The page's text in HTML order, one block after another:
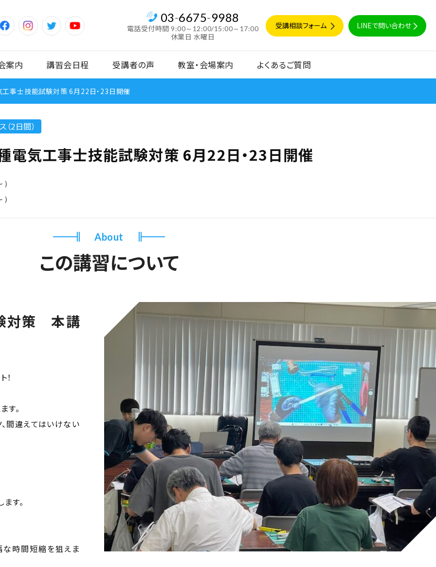
03-6675-9988
電話受付時間 9:00～12:00/15:00～17:00
休業日 水曜日
受講相談フォーム LINEで問い合わせ
案内 講習会日程 受講者の声 教室・会場案内 よくあるご質問
工事士技能試験対策 6月22日・23日開催
2日間）
電気工事士技能試験対策 6月22日・23日開催
About
この講習について
対策 本講
す。
間違えてはいけない
す。
時間短縮を狙えま